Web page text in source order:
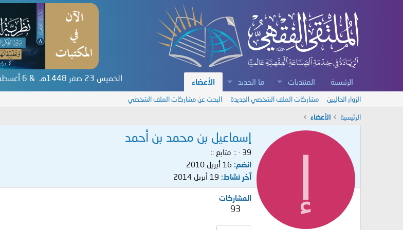
الرئيسية المنتديات ما الجديد الأعضاء الخميس 23 صفر 1448هـ & 6 أغسطس 2026م
الزوار الحاليين مشاركات الملف الشخصي الجديدة البحث عن مشاركات الملف الشخصي
الرئيسية الأعضاء
إسماعيل بن محمد بن أحمد
:: متابع :: · 39
انضم 16 أبريل 2010
آخر نشاط 19 أبريل 2014
المشاركات
93